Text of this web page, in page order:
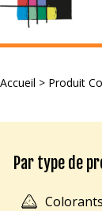
Accueil > Produit
Par type de